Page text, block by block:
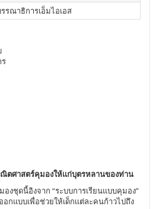
รณาธิการเอ็มไอเอส
ตศาสตร์คุมองให้เเก่บุตรหลานของท่าน
ชุดนี้อิงจาก “ระบบการเรียนแบบคุมอง”
กแบบเพื่อช่วยให้เด็กเเต่ละคนก้าวไปถึง